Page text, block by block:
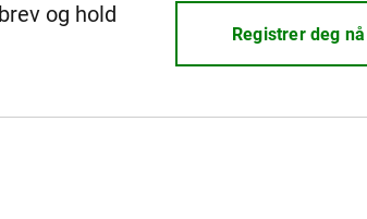
og hold
Registrer deg nå